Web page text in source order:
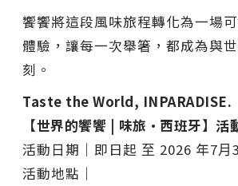
饗饗將這段風味旅程轉化為一場
體驗，讓每一次舉箸，都成為與
刻。
Taste the World, INPARADISE.
【世界的饗饗 | 味旅•西班牙】活
活動⽇期｜即日起 ⾄ 2026 年7⽉
活動地點｜